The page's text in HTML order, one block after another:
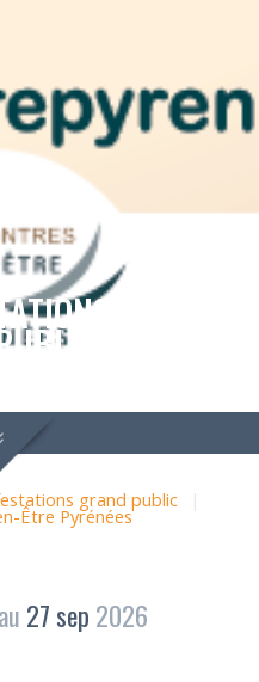
grand public |
Être Pyrénées
au 27sep 2026